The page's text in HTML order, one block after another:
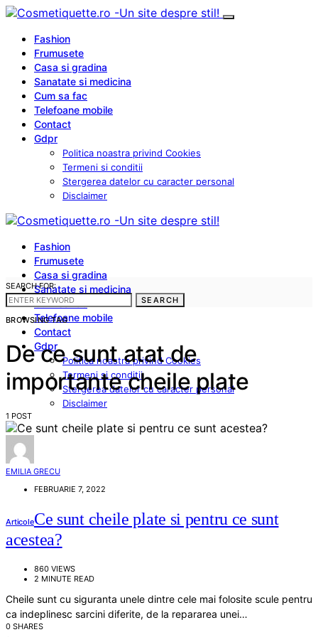
Fashion
Frumusete
Casa si gradina
Sanatate si medicina
Cum sa fac
Telefoane mobile
Contact
Gdpr
Politica noastra privind Cookies
Termeni si conditii
Stergerea datelor cu caracter personal
Disclaimer
Fashion
Frumusete
Casa si gradina
Sanatate si medicina
Cum sa fac
Telefoane mobile
Contact
Gdpr
Politica noastra privind Cookies
Termeni si conditii
Stergerea datelor cu caracter personal
Disclaimer
SEARCH FOR:
SEARCH
BROWSING TAG
De ce sunt atat de
importante cheile plate
1 POST
EMILIA GRECU
FEBRUARIE 7, 2022
ArticoleCe sunt cheile plate si pentru ce sunt
acestea?
860 VIEWS
2 MINUTE READ
Cheile sunt cu siguranta unele dintre cele mai folosite scule pentru
ca indeplinesc sarcini diferite, de la repararea unei…
0 SHARES